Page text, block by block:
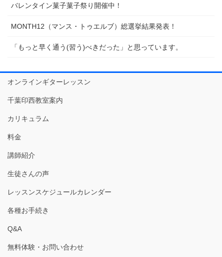
バレンタイン菓子菓子祭り開催中！
MONTH12（マンス・トゥエルブ）総選挙結果発表！
「もっと早く通う(習う)べきだった」と思っています。
オンラインギターレッスン
千葉印西教室案内
カリキュラム
料金
講師紹介
生徒さんの声
レッスンスケジュールカレンダー
各種お手続き
Q&A
無料体験・お問い合わせ